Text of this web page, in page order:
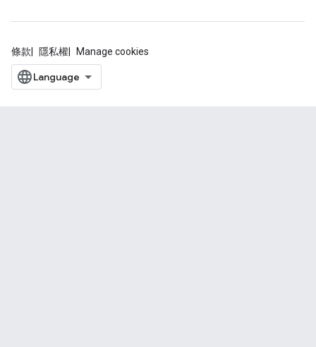
條款 隱私權 Manage cookies